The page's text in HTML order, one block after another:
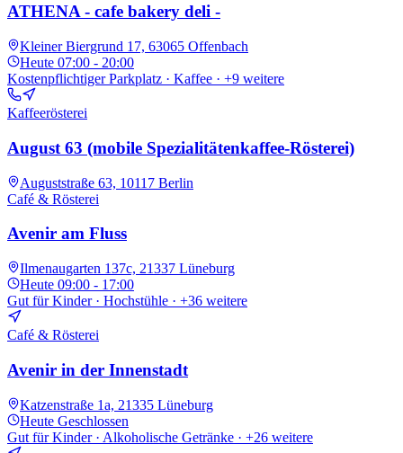
ATHENA - cafe bakery deli -
Kleiner Biergrund 17, 63065 Offenbach
Heute 07:00 - 20:00
Kostenpflichtiger Parkplatz · Kaffee · +9 weitere
Kaffeerösterei
August 63 (mobile Spezialitätenkaffee-Rösterei)
Auguststraße 63, 10117 Berlin
Café & Rösterei
Avenir am Fluss
Ilmenaugarten 137c, 21337 Lüneburg
Heute 09:00 - 17:00
Gut für Kinder · Hochstühle · +36 weitere
Café & Rösterei
Avenir in der Innenstadt
Katzenstraße 1a, 21335 Lüneburg
Heute Geschlossen
Gut für Kinder · Alkoholische Getränke · +26 weitere